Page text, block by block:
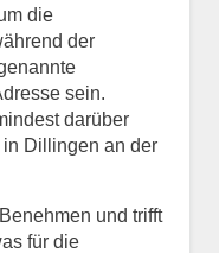
die
der
sein.
darüber
Dillingen an der
und trifft
für die